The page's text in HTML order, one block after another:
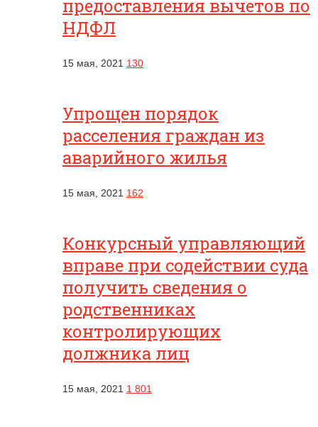
предоставления вычетов по
НДФЛ
15 мая, 2021 130
Упрощен порядок
расселения граждан из
аварийного жилья
15 мая, 2021 162
Конкурсный управляющий
вправе при содействии суда
получить сведения о
родственниках
контролирующих
должника лиц
15 мая, 2021 1 801